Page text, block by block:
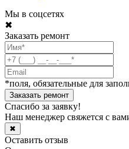
Мы в соцсетях
✖
Заказать ремонт
*поля, обязательные для
Спасибо за заявку!
Наш менеджер свяжется с
✖
Оставить отзыв